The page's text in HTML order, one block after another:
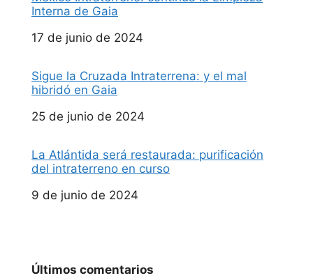
Interna de Gaia
Fecha
17 de junio de 2024
Sigue la Cruzada Intraterrena: y el mal
hibridó en Gaia
Fecha
25 de junio de 2024
La Atlántida será restaurada: purificación
del intraterreno en curso
Fecha
9 de junio de 2024
Últimos comentarios